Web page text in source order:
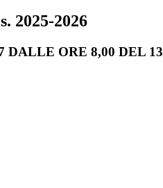
2025-2026
DALLE ORE 8,00 DEL 13